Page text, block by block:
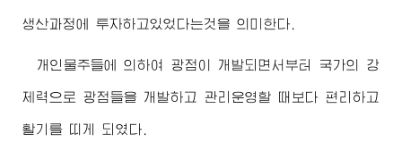
생산과정에 투자하고있었다는것을 의미한다.
개인물주들에 의하여 광점이 개발되면서부터 국가의 강
제력으로 광점들을 개발하고 관리운영할 때보다 편리하고
활기를 띠게 되였다.